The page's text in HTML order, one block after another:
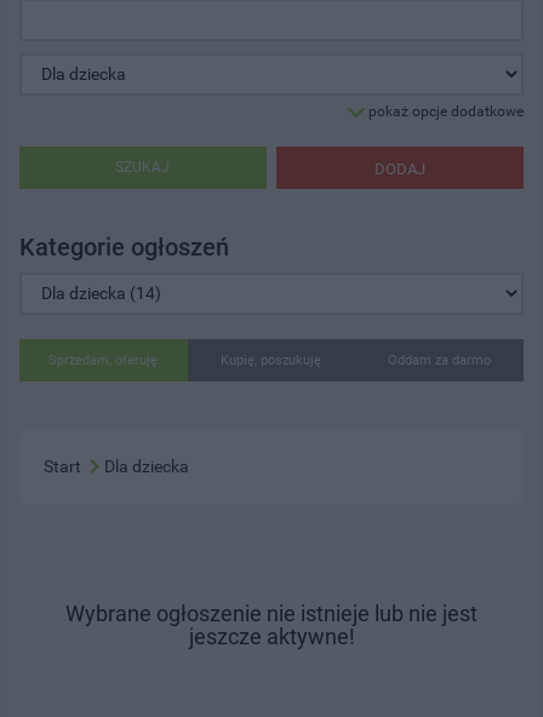
pokaż opcje dodatkowe
DODAJ
SZUKAJ
Kategorie ogłoszeń
Sprzedam, oferuję Kupię, poszukuję Oddam za darmo
Start Dla dziecka
Wybrane ogłoszenie nie istnieje lub nie jest
jeszcze aktywne!